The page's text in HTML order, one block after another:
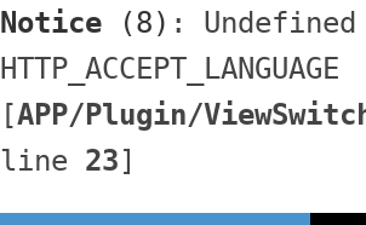
Notice (8) :
HTTP_ACCEPT_LANGUAGE
[APP/Plugin/
line 23]